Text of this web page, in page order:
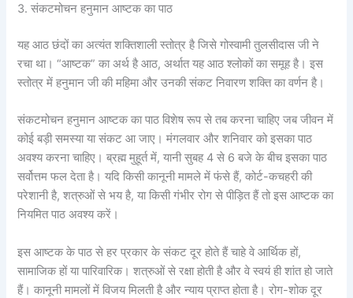
3. संकटमोचन हनुमान आष्टक का पाठ
यह आठ छंदों का अत्यंत शक्तिशाली स्तोत्र है जिसे गोस्वामी तुलसीदास जी ने
रचा था। “आष्टक” का अर्थ है आठ, अर्थात यह आठ श्लोकों का समूह है। इस
स्तोत्र में हनुमान जी की महिमा और उनकी संकट निवारण शक्ति का वर्णन है।
संकटमोचन हनुमान आष्टक का पाठ विशेष रूप से तब करना चाहिए जब जीवन में
कोई बड़ी समस्या या संकट आ जाए। मंगलवार और शनिवार को इसका पाठ
अवश्य करना चाहिए। ब्रह्म मुहूर्त में, यानी सुबह 4 से 6 बजे के बीच इसका पाठ
सर्वोत्तम फल देता है। यदि किसी कानूनी मामले में फंसे हैं, कोर्ट-कचहरी की
परेशानी है, शत्रुओं से भय है, या किसी गंभीर रोग से पीड़ित हैं तो इस आष्टक का
नियमित पाठ अवश्य करें।
इस आष्टक के पाठ से हर प्रकार के संकट दूर होते हैं चाहे वे आर्थिक हों,
सामाजिक हों या पारिवारिक। शत्रुओं से रक्षा होती है और वे स्वयं ही शांत हो जाते
हैं। कानूनी मामलों में विजय मिलती है और न्याय प्राप्त होता है। रोग-शोक दूर